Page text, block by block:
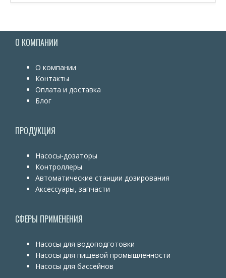
О КОМПАНИИ
О компании
Контакты
Оплата и доставка
Блог
ПРОДУКЦИЯ
Насосы-дозаторы
Контроллеры
Автоматические станции дозирования
Аксессуары, запчасти
СФЕРЫ ПРИМЕНЕНИЯ
Насосы для водоподготовки
Насосы для пищевой промышленности
Насосы для бассейнов